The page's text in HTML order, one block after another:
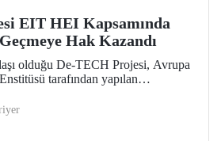
EIT HEI Kapsamında
Hak Kazandı
olduğu De-TECH Projesi, Avrupa
tarafından yapılan